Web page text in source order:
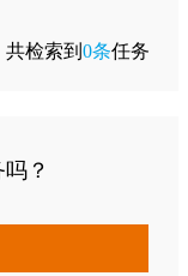
共检索到 0条任务
？